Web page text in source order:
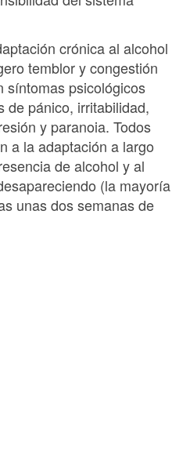
crónica al alcohol
temblor y congestión
síntomas psicológicos
de pánico, irritabilidad,
y paranoia. Todos
a la adaptación a largo
de alcohol y al
(la mayoría
unas dos semanas de